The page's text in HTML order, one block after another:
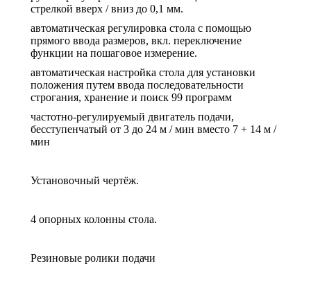
стрелкой вверх / вниз до 0,1 мм.
автоматическая регулировка стола с помощью
прямого ввода размеров, вкл. переключение
функции на пошаговое измерение.
автоматическая настройка стола для установки
положения путем ввода последовательности
строгания, хранение и поиск 99 программ
частотно-регулируемый двигатель подачи,
бесступенчатый от 3 до 24 м / мин вместо 7 + 14 м /
мин
Установочный чертёж.
4 опорных колонны стола.
Резиновые ролики подачи